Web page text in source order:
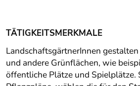
TÄTIGKEITSMERKMALE
LandschaftsgärtnerInnen
und andere Grünflächen, wie
öffentliche Plätze und Spielplätze.